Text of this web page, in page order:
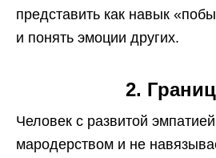
представить как навык
и понять эмоции других.
2.
Человек с развитой
мародерством и не